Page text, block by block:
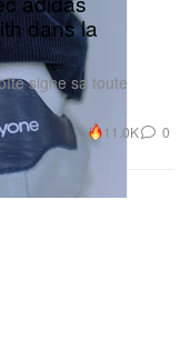
dans la
signe sa toute
11.0K 0